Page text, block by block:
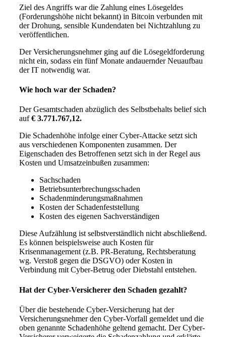
Ziel des Angriffs war die Zahlung eines Lösegeldes
(Forderungshöhe nicht bekannt) in Bitcoin verbunden mit
der Drohung, sensible Kundendaten bei Nichtzahlung zu
veröffentlichen.
Der Versicherungsnehmer ging auf die Lösegeldforderung
nicht ein, sodass ein fünf Monate andauernder Neuaufbau
der IT notwendig war.
Wie hoch war der Schaden?
Der Gesamtschaden abzüglich des Selbstbehalts belief sich
auf€ 3.771.767,12.
Die Schadenhöhe infolge einer Cyber-Attacke setzt sich
aus verschiedenen Komponenten zusammen. Der
Eigenschaden des Betroffenen setzt sich in der Regel aus
Kosten und Umsatzeinbußen zusammen:
Sachschaden
Betriebsunterbrechungsschaden
Schadenminderungsmaßnahmen
Kosten der Schadenfeststellung
Kosten des eigenen Sachverständigen
Diese Aufzählung ist selbstverständlich nicht abschließend.
Es können beispielsweise auch Kosten für
Krisenmanagement (z.B. PR-Beratung, Rechtsberatung
wg. Verstoß gegen die DSGVO) oder Kosten in
Verbindung mit Cyber-Betrug oder Diebstahl entstehen.
Hat der Cyber-Versicherer den Schaden gezahlt?
Über die bestehende Cyber-Versicherung hat der
Versicherungsnehmer den Cyber-Vorfall gemeldet und die
oben genannte Schadenhöhe geltend gemacht. Der Cyber-